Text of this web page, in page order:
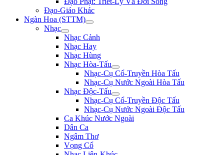
Đạo-Giáo Khác
Ngàn Hoa (STTM)
Nhạc
Nhạc Cảnh
Nhạc Hay
Nhạc Hùng
Nhạc Hòa-Tấu
Nhạc-Cụ Cổ-Truyền Hòa Tấu
Nhạc-Cụ Nước Ngoài Hòa Tấu
Nhạc Độc-Tấu
Nhạc-Cụ Cổ-Truyền Độc Tấu
Nhạc-Cụ Nước Ngoài Độc Tấu
Ca Khúc Nước Ngoài
Dân Ca
Ngâm Thơ
Vọng Cổ